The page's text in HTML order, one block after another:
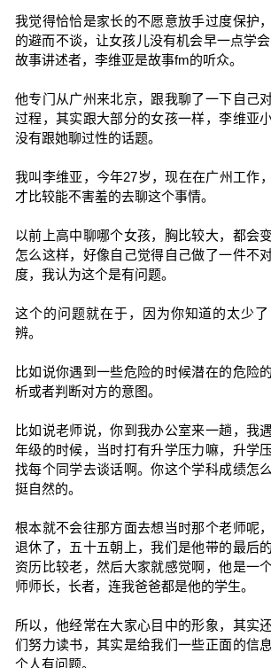
我觉得恰恰是家长的不愿意放手过度保护
的避而不谈，让女孩儿没有机会早一点学
故事讲述者，李维亚是故事fm的听众。
他专门从广州来北京，跟我聊了一下自己
过程，其实跟大部分的女孩一样，李维亚
没有跟她聊过性的话题。
我叫李维亚，今年27岁，现在在广州工作
才比较能不害羞的去聊这个事情。
以前上高中聊哪个女孩，胸比较大，都会
怎么这样，好像自己觉得自己做了一件不
度，我认为这个是有问题。
这个的问题就在于，因为你知道的太少
辨。
比如说你遇到一些危险的时候潜在的危险
析或者判断对方的意图。
比如说老师说，你到我办公室来一趟，我
年级的时候，当时打有升学压力嘛，升学
找每个同学去谈话啊。你这个学科成绩怎
挺自然的。
根本就不会往那方面去想当时那个老师呢
退休了，五十五朝上，我们是他带的最后
资历比较老，然后大家就感觉啊，他是一
师师长，长者，连我爸爸都是他的学生。
所以，他经常在大家心目中的形象，其实
们努力读书，其实是给我们一些正面的信
个人有问题。